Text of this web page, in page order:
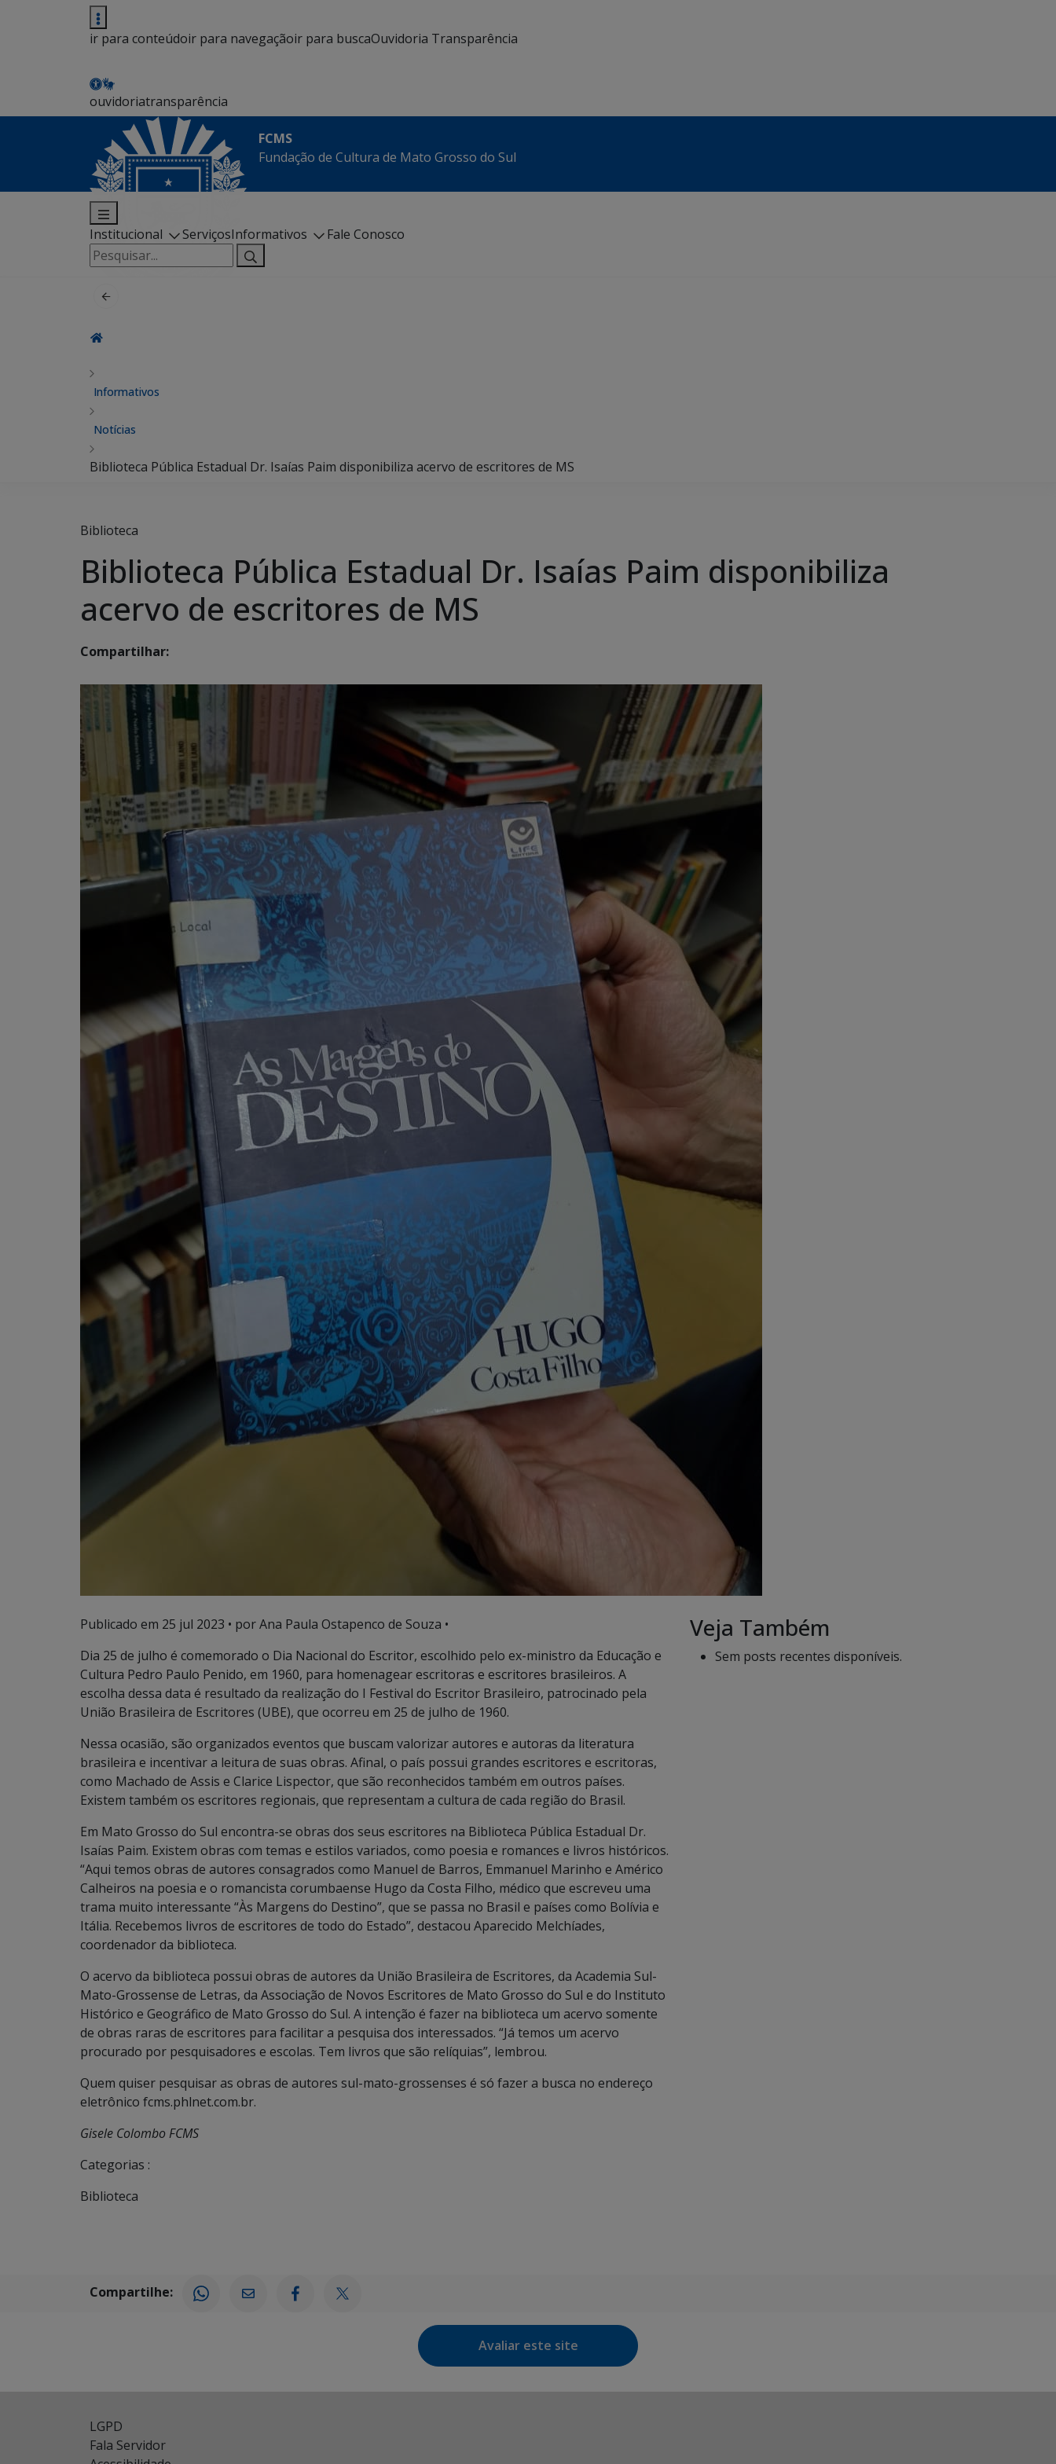
ir para conteúdoir para navegaçãoir para buscaOuvidoria Transparência
ouvidoriatransparência
FCMS
Fundação de Cultura de Mato Grosso do Sul
Institucional ServiçosInformativos
Fale Conosco
Pesquisar
por:
Informativos
Notícias
Biblioteca Pública Estadual Dr. Isaías Paim disponibiliza acervo de escritores de MS
Biblioteca
Biblioteca Pública Estadual Dr. Isaías Paim disponibiliza
acervo de escritores de MS
Compartilhar:
Publicado em 25 jul 2023 • por Ana Paula Ostapenco de Souza •
Dia 25 de julho é comemorado o Dia Nacional do Escritor, escolhido pelo ex-ministro da Educação e
Cultura Pedro Paulo Penido, em 1960, para homenagear escritoras e escritores brasileiros. A
escolha dessa data é resultado da realização do I Festival do Escritor Brasileiro, patrocinado pela
União Brasileira de Escritores (UBE), que ocorreu em 25 de julho de 1960.
Nessa ocasião, são organizados eventos que buscam valorizar autores e autoras da literatura
brasileira e incentivar a leitura de suas obras. Afinal, o país possui grandes escritores e escritoras,
como Machado de Assis e Clarice Lispector, que são reconhecidos também em outros países.
Existem também os escritores regionais, que representam a cultura de cada região do Brasil.
Em Mato Grosso do Sul encontra-se obras dos seus escritores na Biblioteca Pública Estadual Dr.
Isaías Paim. Existem obras com temas e estilos variados, como poesia e romances e livros históricos.
“Aqui temos obras de autores consagrados como Manuel de Barros, Emmanuel Marinho e Américo
Calheiros na poesia e o romancista corumbaense Hugo da Costa Filho, médico que escreveu uma
trama muito interessante “Às Margens do Destino”, que se passa no Brasil e países como Bolívia e
Itália. Recebemos livros de escritores de todo do Estado”, destacou Aparecido Melchíades,
coordenador da biblioteca.
O acervo da biblioteca possui obras de autores da União Brasileira de Escritores, da Academia Sul-
Mato-Grossense de Letras, da Associação de Novos Escritores de Mato Grosso do Sul e do Instituto
Histórico e Geográfico de Mato Grosso do Sul. A intenção é fazer na biblioteca um acervo somente
de obras raras de escritores para facilitar a pesquisa dos interessados. “Já temos um acervo
procurado por pesquisadores e escolas. Tem livros que são relíquias”, lembrou.
Quem quiser pesquisar as obras de autores sul-mato-grossenses é só fazer a busca no endereço
eletrônico fcms.phlnet.com.br.
Gisele Colombo FCMS
Categorias :
Biblioteca
Veja Também
Sem posts recentes disponíveis.
Compartilhe:
Avaliar este site
LGPD
Fala Servidor